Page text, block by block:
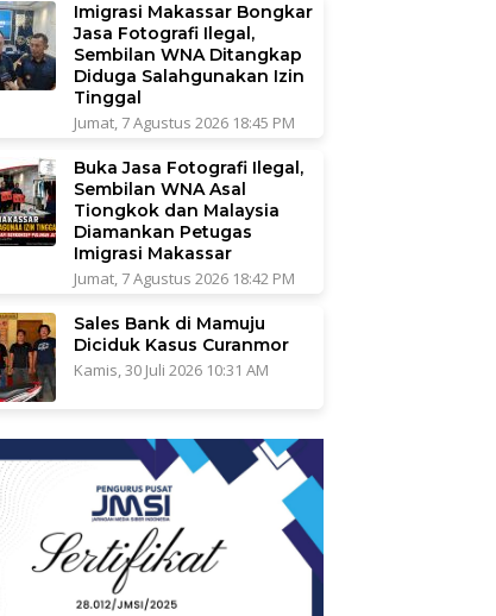
Imigrasi Makassar Bongkar
Jasa Fotografi Ilegal,
Sembilan WNA Ditangkap
Diduga Salahgunakan Izin
Tinggal
Jumat, 7 Agustus 2026 18:45 PM
Buka Jasa Fotografi Ilegal,
Sembilan WNA Asal
Tiongkok dan Malaysia
Diamankan Petugas
Imigrasi Makassar
Jumat, 7 Agustus 2026 18:42 PM
Sales Bank di Mamuju
Diciduk Kasus Curanmor
Kamis, 30 Juli 2026 10:31 AM